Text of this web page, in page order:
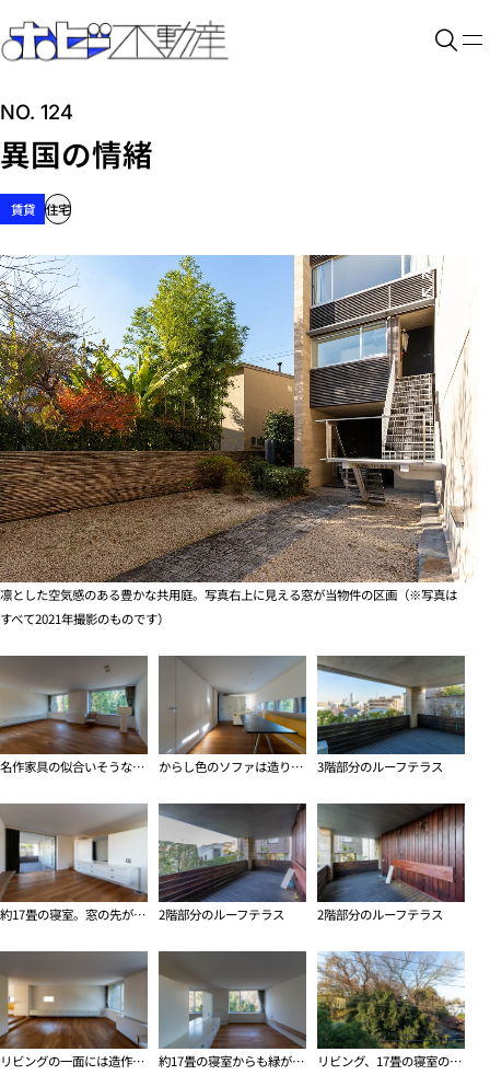
NO. 124
異国の情緒
賃貸 住宅
凛とした空気感のある豊かな共用庭。写真右上に見える窓が当物件の区画（※写真は
すべて2021年撮影のものです）
名作家具の似合いそうなリビング からし色のソファは造り付け。海外のアパートメント感のあるダイニング 3階部分のルーフテラス
約17畳の寝室。窓の先がルーフテラス 2階部分のルーフテラス 2階部分のルーフテラス
リビングの一面には造作棚が 約17畳の寝室からも緑が見えます リビング、17畳の寝室の向かいの敷地は森になっています